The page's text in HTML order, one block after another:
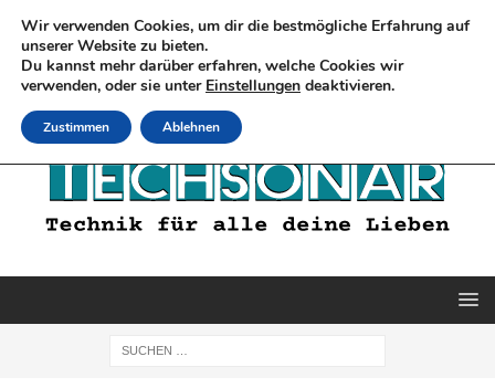
Wir verwenden Cookies, um dir die bestmögliche Erfahrung auf
unserer Website zu bieten.
Du kannst mehr darüber erfahren, welche Cookies wir
verwenden, oder sie unter Einstellungen deaktivieren.
Zustimmen Ablehnen